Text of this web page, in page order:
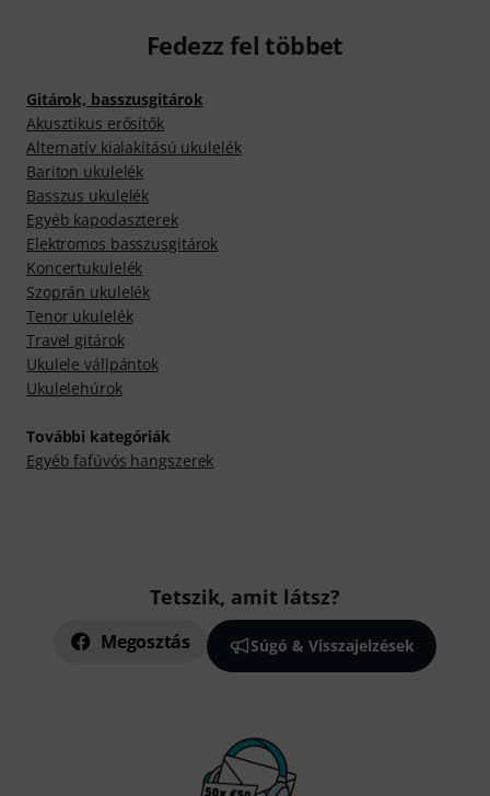
Fedezz fel többet
Gitárok, basszusgitárok
Akusztikus erősítők
Alternatív kialakítású ukulelék
Bariton ukulelék
Basszus ukulelék
Egyéb kapodaszterek
Elektromos basszusgitárok
Koncertukulelék
Szoprán ukulelék
Tenor ukulelék
Travel gitárok
Ukulele vállpántok
Ukulelehúrok
További kategóriák
Egyéb fafúvós hangszerek
Tetszik, amit látsz?
Megosztás Súgó & Visszajelzések